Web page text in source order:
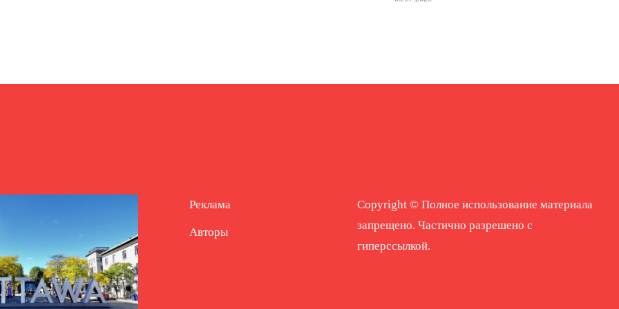
Реклама
Авторы
Copyright © Полное использование материала
запрещено. Частично разрешено с
гиперссылкой.